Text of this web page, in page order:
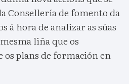
Consellería de fomento da
á hora de analizar as súas
liña que os
plans de formación en